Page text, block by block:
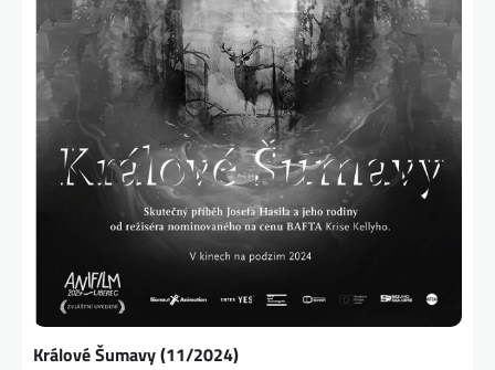
Králové Šumavy (11/2024)